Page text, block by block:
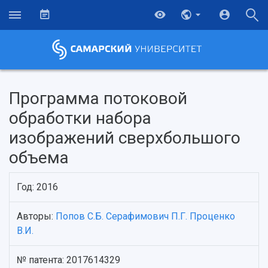
НАЗАД
Об университете
История
Новости
Главные новости
Образование
Почему я выбираю Самарский университет?
Научно-исследовательская деятельность
Основные научные направления
Программа потоковой
обработки набора
изображений сверхбольшого
объема
Год: 2016
Авторы: Попов С.Б. Серафимович П.Г. Проценко
В.И.
№ патента: 2017614329